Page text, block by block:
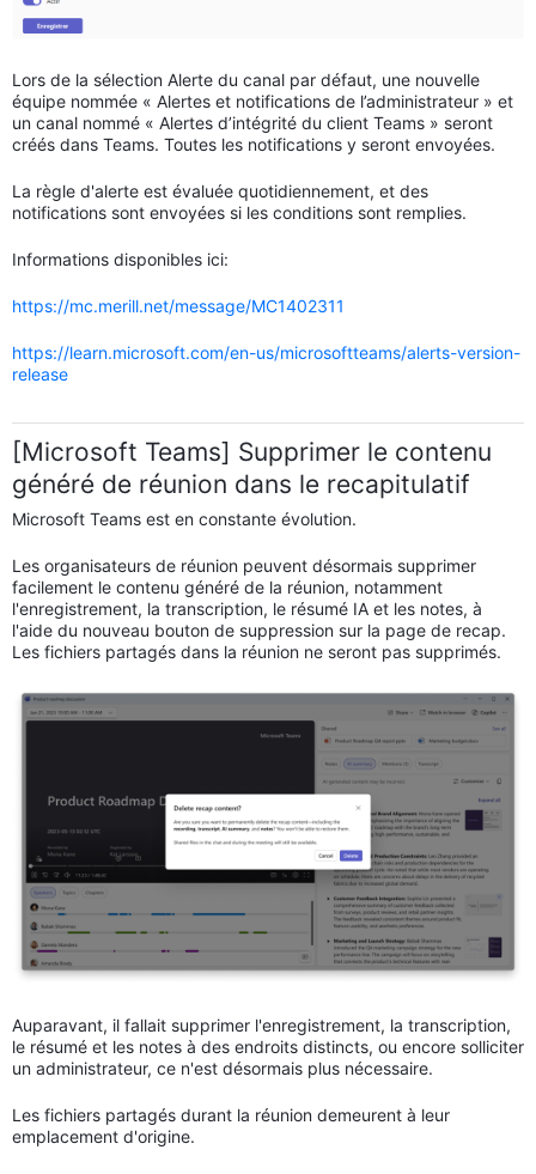
Lors de la sélection Alerte du canal par défaut, une nouvelle
équipe nommée « Alertes et notifications de l’administrateur » et
un canal nommé « Alertes d’intégrité du client Teams » seront
créés dans Teams. Toutes les notifications y seront envoyées.
La règle d'alerte est évaluée quotidiennement, et des
notifications sont envoyées si les conditions sont remplies.
Informations disponibles ici:
https://mc.merill.net/message/MC1402311
https://learn.microsoft.com/en-us/microsoftteams/alerts-version-
release
[Microsoft Teams] Supprimer le contenu
généré de réunion dans le recapitulatif
Microsoft Teams est en constante évolution.
Les organisateurs de réunion peuvent désormais supprimer
facilement le contenu généré de la réunion, notamment
l'enregistrement, la transcription, le résumé IA et les notes, à
l'aide du nouveau bouton de suppression sur la page de recap.
Les fichiers partagés dans la réunion ne seront pas supprimés.
Auparavant, il fallait supprimer l'enregistrement, la transcription,
le résumé et les notes à des endroits distincts, ou encore solliciter
un administrateur, ce n'est désormais plus nécessaire.
Les fichiers partagés durant la réunion demeurent à leur
emplacement d'origine.